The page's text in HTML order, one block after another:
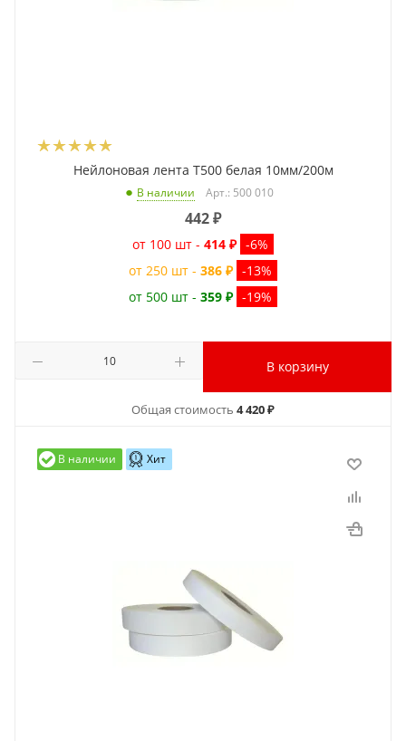
Нейлоновая лента T500 белая 10мм/200м
В наличии Арт.: 500 010
442₽
от 100 шт - 414 ₽ -6%
от 250 шт - 386 ₽ -13%
от 500 шт - 359 ₽ -19%
В корзину
Общая стоимость 4 420 ₽
В наличии Хит